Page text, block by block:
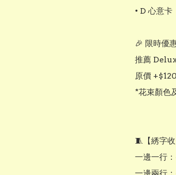
• D 心意
🎉 限時優
推薦
原價
*花束顏色
🧵【綉字收
一邊一行